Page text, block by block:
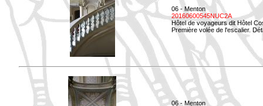
06 - Menton
20160600545NUC2A
Hôtel de voyageurs dit Hôtel
Première volée de l'escalier.
06 - Menton